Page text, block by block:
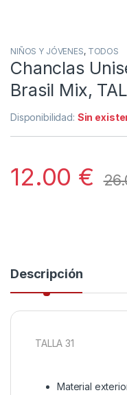
NIÑOS Y JÓVENES, TODOS
Chanclas
Brasil Mix,
Disponibilidad: Sin
12.00 €
Descripción
TALLA 31
Material